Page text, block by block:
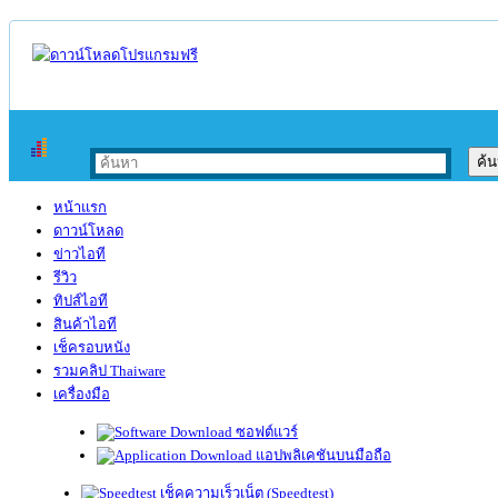
หน้าแรก
ดาวน์โหลด
ข่าวไอที
รีวิว
ทิปส์ไอที
สินค้าไอที
เช็ครอบหนัง
รวมคลิป Thaiware
เครื่องมือ
ซอฟต์แวร์
แอปพลิเคชันบนมือถือ
เช็คความเร็วเน็ต (Speedtest)